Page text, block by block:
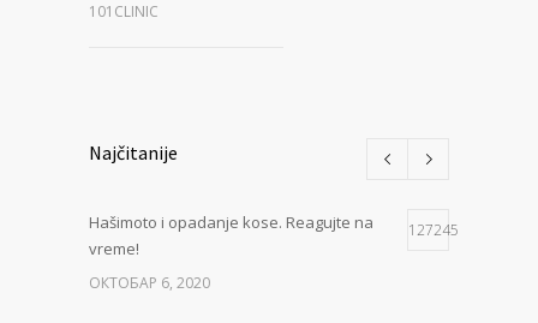
101CLINIC
Najčitanije
Hašimoto i opadanje kose. Reagujte na
vreme!
127245
ОКТОБАР 6, 2020